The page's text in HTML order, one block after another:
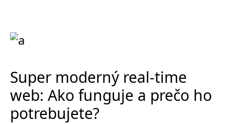
Super moderný real-time
web: Ako funguje a prečo ho
potrebujete?